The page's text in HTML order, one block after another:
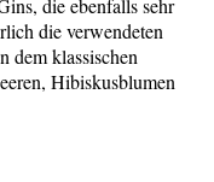
die ebenfalls sehr
die verwendeten
dem klassischen
Hibiskusblumen